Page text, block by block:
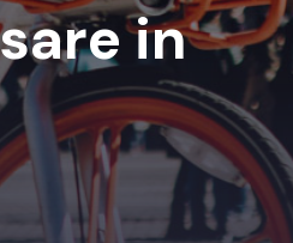
in